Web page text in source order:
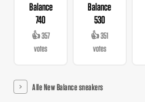
Balance
740
👍 357
votes
Balance
530
👍 351
votes
Alle New Balance sneakers